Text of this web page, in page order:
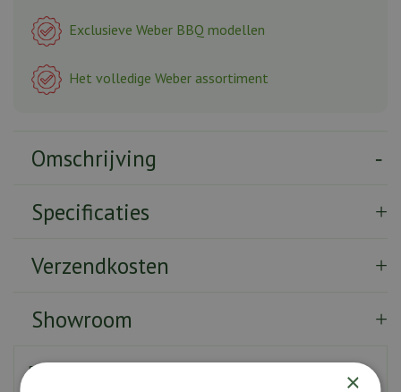
Exclusieve Weber BBQ modellen
Het volledige Weber assortiment
Omschrijving
Specificaties
Verzendkosten
Showroom
Bereid barbecue-ingrediënten voor, bewaar ze en draag ze
×